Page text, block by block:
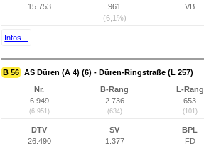
15.753
961
(6,1%)
VB
Infos...
B 56 AS Düren (A 4) (6) - Düren-Ringstraße (L 257)
Nr.
6.949
(6.951)
B-Rang
2.736
(634)
L-Rang
653
(101)
DTV
26.490
SV
1.377
BPL
FD